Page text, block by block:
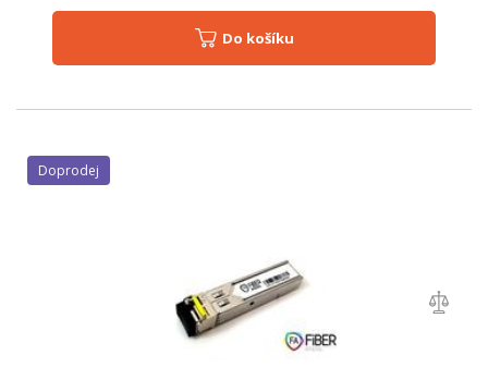
Do košíku
Doprodej